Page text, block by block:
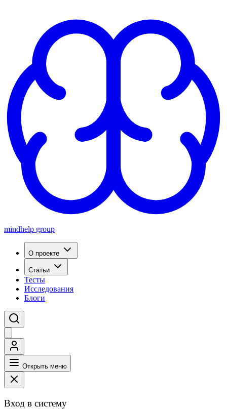
mindhelp group
О проекте
Статьи
Тесты
Исследования
Блоги
Открыть меню
Вход в систему